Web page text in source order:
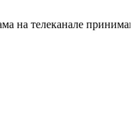
на телеканале